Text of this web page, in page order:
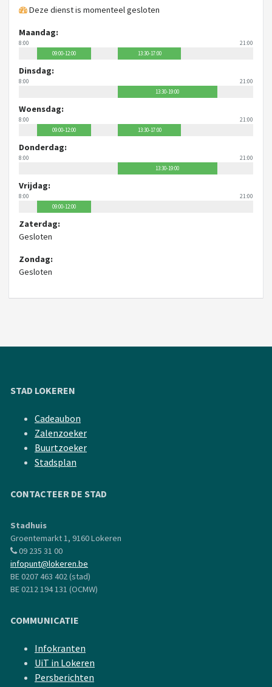
Deze dienst is momenteel gesloten
Maandag:
8:00 21:00
09:00-12:00 13:30-17:00
Dinsdag:
8:00 21:00
13:30-19:00
Woensdag:
8:00 21:00
09:00-12:00 13:30-17:00
Donderdag:
8:00 21:00
13:30-19:00
Vrijdag:
8:00 21:00
09:00-12:00
Zaterdag:
Gesloten
Zondag:
Gesloten
STAD LOKEREN
Cadeaubon
Zalenzoeker
Buurtzoeker
Stadsplan
CONTACTEER DE STAD
Stadhuis
Groentemarkt 1, 9160 Lokeren
09 235 31 00
infopunt@lokeren.be
BE 0207 463 402 (stad)
BE 0212 194 131 (OCMW)
COMMUNICATIE
Infokranten
UiT in Lokeren
Persberichten